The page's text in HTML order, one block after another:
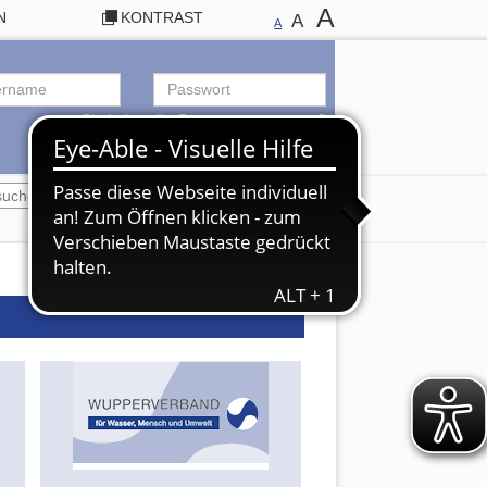
KONTRAST A A A
Sie haben Ihr Passwort vergessen?
ANMELDEN